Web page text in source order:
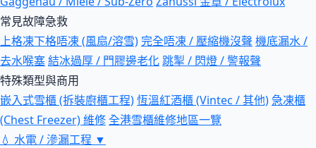
常見故障急救
上格凍下格唔凍 (風扇/溶雪)完全唔凍 / 壓縮機沒聲 機底漏水 /
去水喉塞結冰過厚 / 門膠邊老化跳掣 / 閃燈 / 警報聲
特殊類型與商用
嵌入式雪櫃 (拆裝廚櫃工程)恆溫紅酒櫃 (Vintec / 其他)急凍櫃
(Chest Freezer) 維修全港雪櫃維修地區一覽
💧 水電 / 滲漏工程 ▼